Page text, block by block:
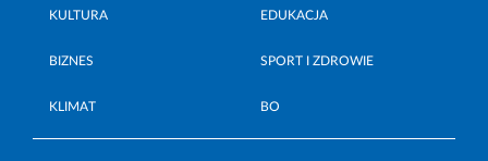
KULTURA EDUKACJA
BIZNES SPORT I ZDROWIE
KLIMAT BO